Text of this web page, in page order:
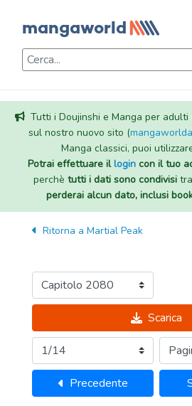
Tutti i Doujinshi e Manga per
sul nostro nuovo sito (
Manga classici, puoi
Potrai effettuare illogincon il tuo
perchè tutti i dati sono condivisi
perderai alcun dato, inclusi
Ritorna a Martial Peak
Scarica
Precedente